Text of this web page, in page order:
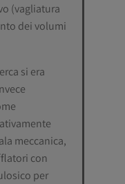
(vagliatura
dei volumi
si era
meccanica,
con
per